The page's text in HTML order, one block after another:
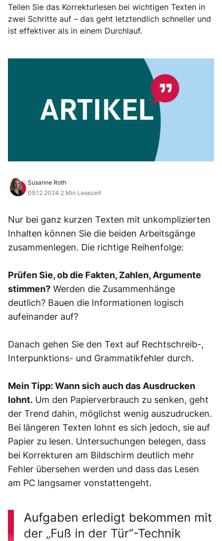
Teilen Sie das Korrekturlesen bei wichtigen Texten in
zwei Schritte auf – das geht letztendlich schneller und
ist effektiver als in einem Durchlauf.
Susanne Roth
09.12.2024·2 Min Lesezeit
Nur bei ganz kurzen Texten mit unkomplizierten
Inhalten können Sie die beiden Arbeitsgänge
zusammenlegen. Die richtige Reihenfolge:
Prüfen Sie, ob die Fakten, Zahlen, Argumente
stimmen? Werden die Zusammenhänge
deutlich? Bauen die Informationen logisch
aufeinander auf?
Danach gehen Sie den Text auf Rechtschreib-,
Interpunktions- und Grammatikfehler durch.
Mein Tipp: Wann sich auch das Ausdrucken
lohnt. Um den Papierverbrauch zu senken, geht
der Trend dahin, möglichst wenig auszudrucken.
Bei längeren Texten lohnt es sich jedoch, sie auf
Papier zu lesen. Untersuchungen belegen, dass
bei Korrekturen am Bildschirm deutlich mehr
Fehler übersehen werden und dass das Lesen
am PC langsamer vonstattengeht.
Aufgaben erledigt bekommen mit
der „Fuß in der Tür“-Technik